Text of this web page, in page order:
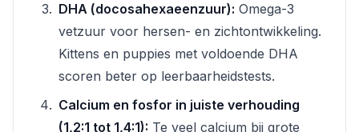
DHA (docosahexaeenzuur): Omega-3
vetzuur voor hersen- en zichtontwikkeling.
Kittens en puppies met voldoende DHA
scoren beter op leerbaarheidstests.
Calcium en fosfor in juiste verhouding
(1,2:1 tot 1,4:1): Te veel calcium bij grote